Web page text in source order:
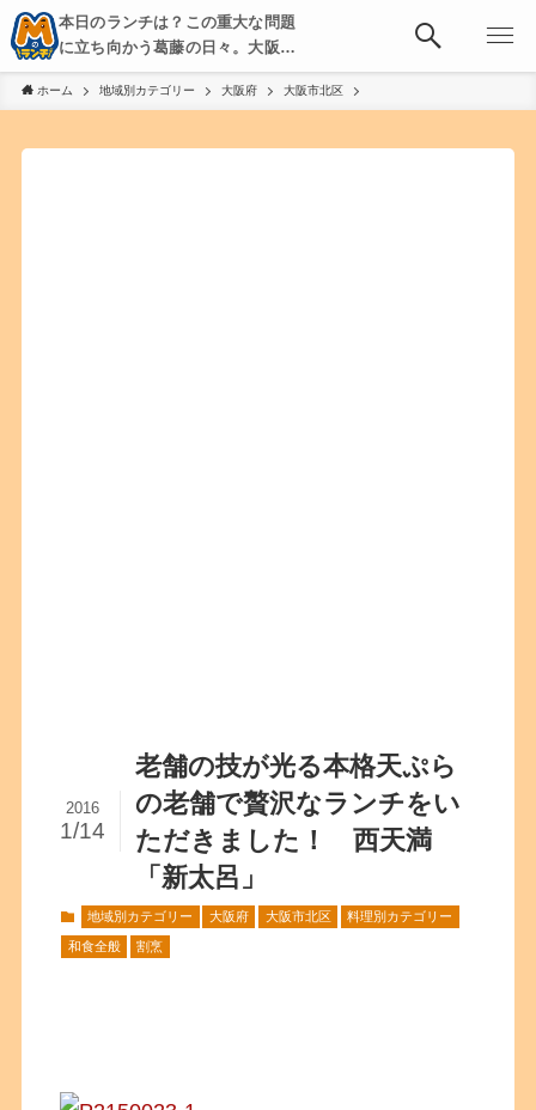
本日のランチは？この重大な問題
に立ち向かう葛藤の日々。大阪・
京都・神戸を中心とした食べ歩
き、飲み歩きを綴る。
ホーム 地域別カテゴリー 大阪府 大阪市北区
老舗の技が光る本格天ぷら
の老舗で贅沢なランチをい
ただきました！ 西天満
「新太呂」
2016
1/14
地域別カテゴリー 大阪府 大阪市北区 料理別カテゴリー
和食全般 割烹